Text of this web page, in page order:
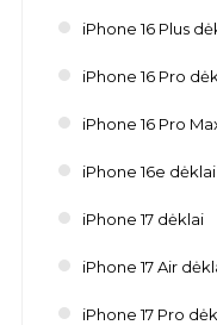
iPhone 16 Plus
iPhone 16 Pro
iPhone 16 Pro
iPhone 16e dėklai
iPhone 17 dėklai
iPhone 17 Air
iPhone 17 Pro